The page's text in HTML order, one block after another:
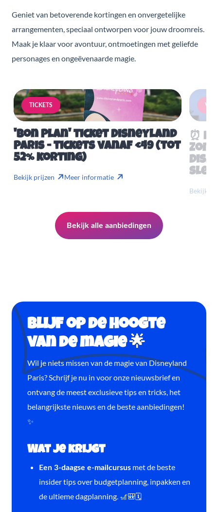
Geniet van betoverende kortingen en onvergetelijke
arrangementen, speciaal ontworpen voor jouw droomreis.
Maak je klaar voor avontuur, ontmoetingen met geliefde
personages en ongeëvenaarde magie.
TICKETS
'Bon Plan' ticket Disneyland
Paris - tickets vanaf €49 (tot
52% korting)
Bekijk prijzen Meer informatie
⏰
Bekijk
Bekijk alle aanbiedingen
Blijf op de hoogte
van de magie 🌟
Wil je niets missen van de magie van Disneyland
Paris? Schrijf je nu in voor onze nieuwsbrief en
ontvang de meest exclusieve tips en tricks, het
belangrijkste nieuws en de beste aanbiedingen!
✨
Wat je krijgt
Een 3-daagse e-mailcursus met de beste
insider tips over budgetplanning, inpakken en
de ultieme dagplanning. 🎢🎒🗓️